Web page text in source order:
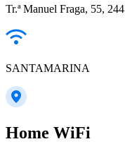
Tr.ª Manuel Fraga, 55,
SANTAMARINA
Home WiFi